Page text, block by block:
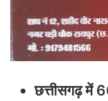
​छत्तीसगढ़ में